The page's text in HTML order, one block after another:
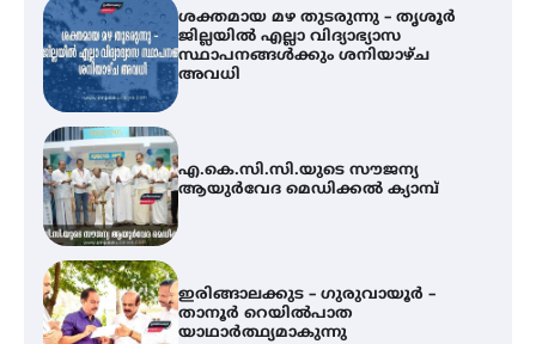
ശക്തമായ മഴ തുടരുന്നു – തൃശൂർ
ജില്ലയിൽ എല്ലാ വിദ്യാഭ്യാസ
സ്ഥാപനങ്ങൾക്കും ശനിയാഴ്ച
അവധി
എ.കെ.സി.സി.യുടെ സൗജന്യ
ആയുർവേദ മെഡിക്കൽ ക്യാമ്പ്
ഇരിങ്ങാലക്കുട – ഗുരുവായൂർ –
താനൂർ റെയിൽപാത
യാഥാർത്ഥ്യമാകുന്നു